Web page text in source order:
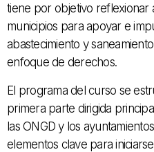
tiene por objetivo reflexionar
municipios para apoyar e
abastecimiento y
enfoque de derechos.
El programa del curso se
primera parte dirigida
las ONGD y los
elementos clave para